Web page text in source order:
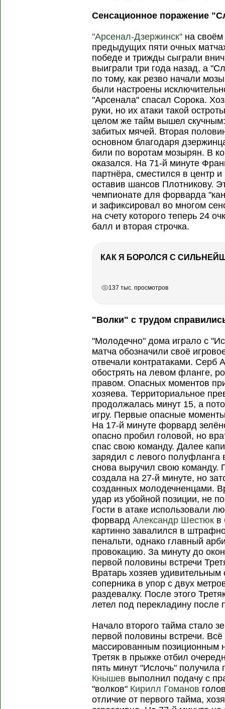
Сенсационное поражение
"Арсенал-Дзержинск" на
предыдущих пяти очных
победе и трижды сыграли
выиграли три года назад, а
по тому, как резво начали
были настроены
"Арсенала" спасал Сорока.
руки, но их атаки такой
целом же тайм вышел
забитых мячей. Вторая
основном благодаря
били по воротам мозырян. В
оказался. На 71-й минуте
партнёра, сместился в центр
оставив шансов Плотникову.
чемпионате для форварда
и зафиксировал во многом
на счету которого теперь 24
балл и вторая строчка.
137 тыс. просмотров
"Волки" с трудом
"Молодечно" дома играло с
матча обозначили своё
отвечали контратаками. Серб
обострять на левом фланге,
правом. Опасных моментов
хозяева. Территориальное
продолжалась минут 15, а
игру. Первые опасные
На 17-й минуте форвард
опасно пробил головой, но
спас свою команду. Далее
зарядил с левого
снова выручил свою команду.
создала на 27-й минуте, но
созданных молодечненцами.
удар из убойной позиции, не
Гости в атаке использовали
форвардАлександр Шестюк в
картинно завалился в
пенальти, однако главный
провокацию. За минуту до
первой половины встречи
Вратарь хозяев
соперника в упор с двух
раздевалку. После этого
летел под перекладину после
Начало второго тайма стало
первой половины встречи.
массированным позиционным
Третяк в прыжке отбил
пять минут "Ислочь" получила
Кнышев выполнил подачу с
"волков" Кирилл Гоманов
отличие от первого тайма,